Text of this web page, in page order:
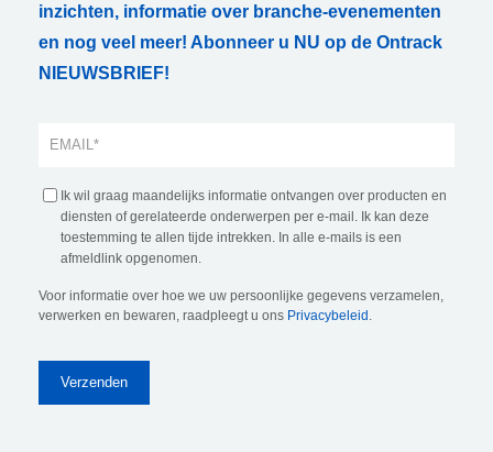
inzichten, informatie over branche-evenementen
en nog veel meer! Abonneer u NU op de Ontrack
NIEUWSBRIEF!
Ik wil graag maandelijks informatie ontvangen over producten en
diensten of gerelateerde onderwerpen per e-mail. Ik kan deze
toestemming te allen tijde intrekken. In alle e-mails is een
afmeldlink opgenomen.
Voor informatie over hoe we uw persoonlijke gegevens verzamelen,
verwerken en bewaren, raadpleegt u ons Privacybeleid